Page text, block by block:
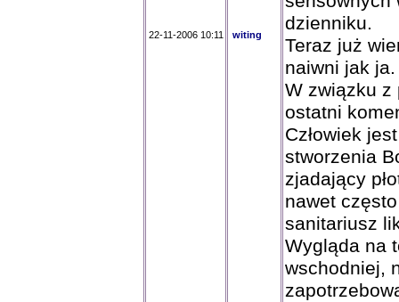
22-11-2006 10:11 witing
dzienniku.
Teraz już
naiwni jak ja.
W związku z
ostatni
Człowiek
stworzenia
zjadający
nawet
sanitariusz
Wygląda na
wschodniej,